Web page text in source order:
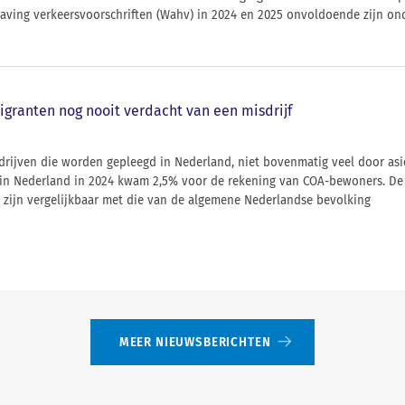
verkeersvoorschriften (Wahv) in 2024 en 2025 onvoldoende zijn
nog nooit verdacht van een misdrijf
die worden gepleegd in Nederland, niet bovenmatig veel door
Nederland in 2024 kwam 2,5% voor de rekening van COA-bewoners.
vergelijkbaar met die van de algemene Nederlandse bevolking
MEER NIEUWSBERICHTEN